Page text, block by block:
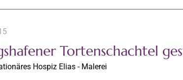
Tortenschachtel
Hospiz Elias - Malerei